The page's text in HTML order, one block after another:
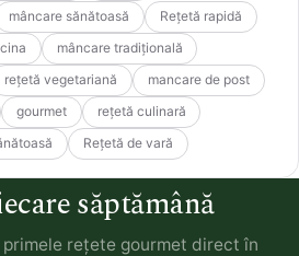
mâncare sănătoasă
Rețetă rapidă
cina
mâncare tradițională
rețetă vegetariană
mancare de post
gourmet
rețetă culinară
Rețetă de vară
săptămână
rețete gourmet direct în